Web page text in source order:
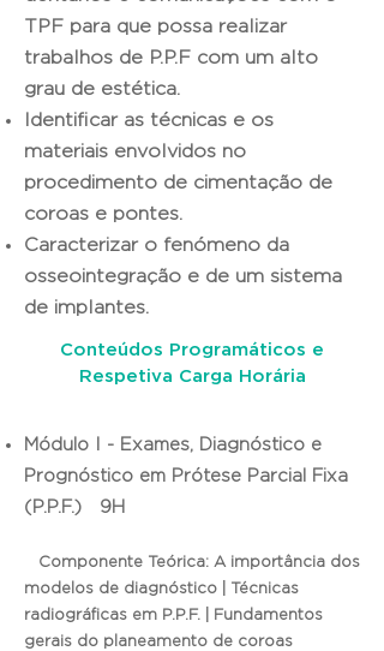
TPF para que possa realizar
trabalhos de P.P.F com um alto
grau de estética.
Identificar as técnicas e os
materiais envolvidos no
procedimento de cimentação de
coroas e pontes.
Caracterizar o fenómeno da
osseointegração e de um sistema
de implantes.
Conteúdos Programáticos e
Respetiva Carga Horária
Módulo I - Exames, Diagnóstico e
Prognóstico em Prótese Parcial Fixa
(P.P.F.) 9H
Componente Teórica: A importância dos
modelos de diagnóstico | Técnicas
radiográficas em P.P.F. | Fundamentos
gerais do planeamento de coroas